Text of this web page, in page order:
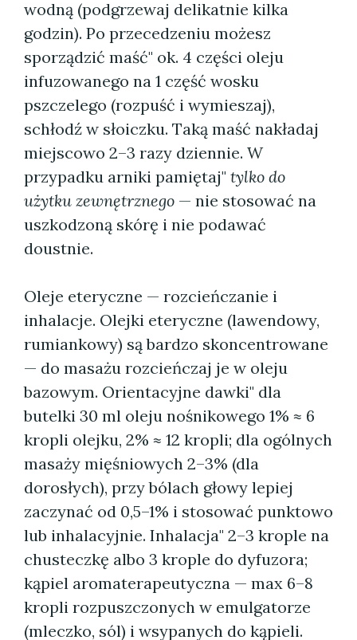
wodną (podgrzewaj delikatnie kilka
godzin). Po przecedzeniu możesz
sporządzić maść" ok. 4 części oleju
infuzowanego na 1 część wosku
pszczelego (rozpuść i wymieszaj),
schłodź w słoiczku. Taką maść nakładaj
miejscowo 2–3 razy dziennie. W
przypadku arniki pamiętaj" tylko do
użytku zewnętrznego — nie stosować na
uszkodzoną skórę i nie podawać
doustnie.
Oleje eteryczne — rozcieńczanie i
inhalacje. Olejki eteryczne (lawendowy,
rumiankowy) są bardzo skoncentrowane
— do masażu rozcieńczaj je w oleju
bazowym. Orientacyjne dawki" dla
butelki 30 ml oleju nośnikowego 1% ≈ 6
kropli olejku, 2% ≈ 12 kropli; dla ogólnych
masaży mięśniowych 2–3% (dla
dorosłych), przy bólach głowy lepiej
zaczynać od 0,5–1% i stosować punktowo
lub inhalacyjnie. Inhalacja" 2–3 krople na
chusteczkę albo 3 krople do dyfuzora;
kąpiel aromaterapeutyczna — max 6–8
kropli rozpuszczonych w emulgatorze
(mleczko, sól) i wsypanych do kąpieli.